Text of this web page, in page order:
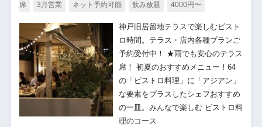
席 3月営業 ネット予約可能 飲み放題 4000円〜
神戸旧居留地テラスで楽しむビスト
ロ時間。テラス・店内各種プランご
予約受付中！ ★雨でも安心のテラス
席！ 初夏のおすすめメニュー！64
の「ビストロ料理」に「アジアン」
な要素をプラスしたシェフおすすめ
の一皿。みんなで楽しむ ビストロ料
理のコース